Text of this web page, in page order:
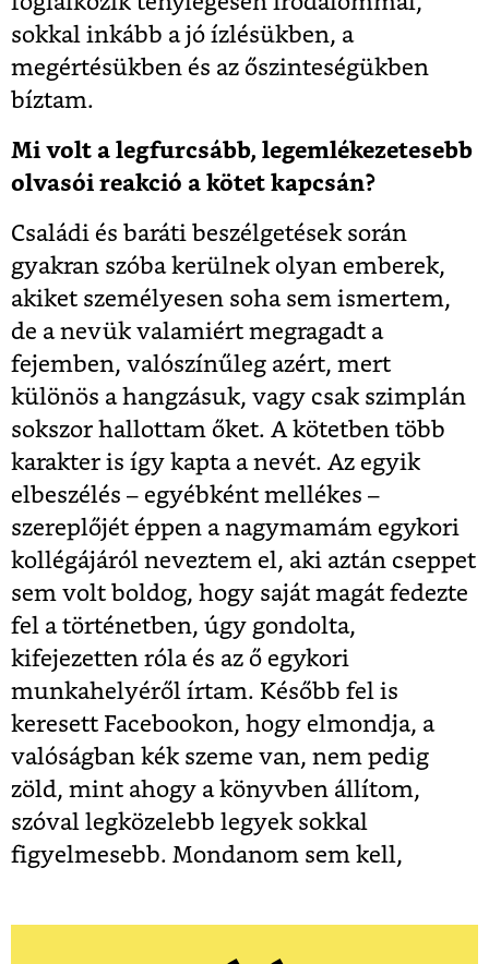
sokkal inkább a jó ízlésükben, a
megértésükben és az őszinteségükben
bíztam.
Mi volt a legfurcsább, legemlékezetesebb
olvasói reakció a kötet kapcsán?
Családi és baráti beszélgetések során
gyakran szóba kerülnek olyan emberek,
akiket személyesen soha sem ismertem,
de a nevük valamiért megragadt a
fejemben, valószínűleg azért, mert
különös a hangzásuk, vagy csak szimplán
sokszor hallottam őket. A kötetben több
karakter is így kapta a nevét. Az egyik
elbeszélés – egyébként mellékes –
szereplőjét éppen a nagymamám egykori
kollégájáról neveztem el, aki aztán cseppet
sem volt boldog, hogy saját magát fedezte
fel a történetben, úgy gondolta,
kifejezetten róla és az ő egykori
munkahelyéről írtam. Később fel is
keresett Facebookon, hogy elmondja, a
valóságban kék szeme van, nem pedig
zöld, mint ahogy a könyvben állítom,
szóval legközelebb legyek sokkal
figyelmesebb. Mondanom sem kell,